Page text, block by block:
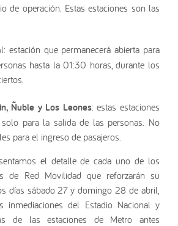
de operación. Estas estaciones son las
l: estación que permanecerá abierta para
hasta la 01:30 horas, durante los
Ñuble y Los Leones: estas estaciones
solo para la salida de las personas. No
para el ingreso de pasajeros.
el detalle de cada uno de los
de Red Movilidad que reforzarán su
días sábado 27 y domingo 28 de abril,
del Estadio Nacional y
de las estaciones de Metro antes